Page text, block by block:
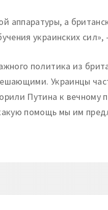
аппаратуры, а
украинских
политика из
Украинцы
Путина к вечному
помощь мы им